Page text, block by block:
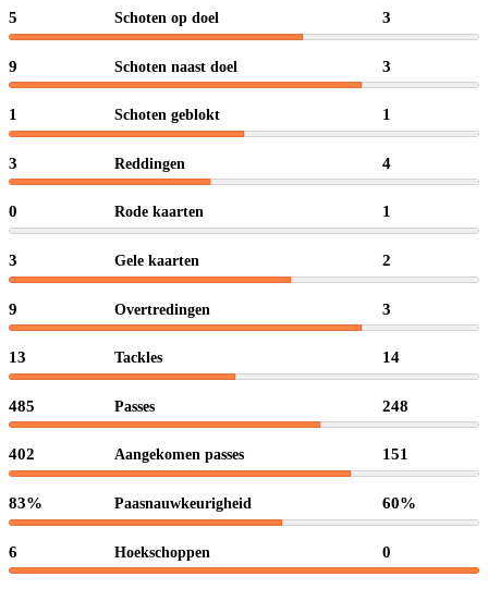
5 Schoten op doel 3
9 Schoten naast doel 3
1 Schoten geblokt 1
3 Reddingen 4
0 Rode kaarten 1
3 Gele kaarten 2
9 Overtredingen 3
13 Tackles 14
485 Passes 248
402 Aangekomen passes 151
83% Paasnauwkeurigheid 60%
6 Hoekschoppen 0